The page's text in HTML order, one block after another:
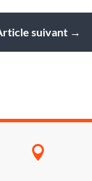
suivant→
